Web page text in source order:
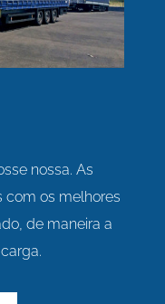
nossa. As
com os melhores
de maneira a